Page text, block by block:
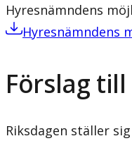
Hyresnämndens
Hyresnämndens
Förslag
Riksdagen ställer